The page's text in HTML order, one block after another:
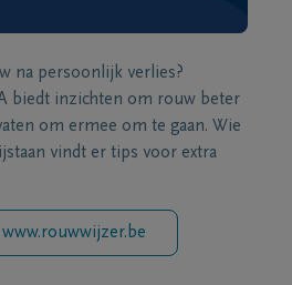
na persoonlijk verlies?
biedt inzichten om rouw beter
om ermee om te gaan. Wie
vindt er tips voor extra